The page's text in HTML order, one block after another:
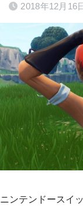
2018年12月16
ニンテンドースイ